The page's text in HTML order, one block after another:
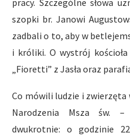
pracy. Szczególne słowa
szopki br. Janowi
zadbali o to, aby w
i króliki. O wystrój
„Fioretti” z Jasła oraz
Co mówili ludzie i zwierzęta
Narodzenia Msza św. –
dwukrotnie: o godzinie